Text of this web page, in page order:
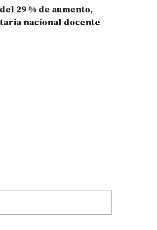
29 % de aumento,
nacional docente